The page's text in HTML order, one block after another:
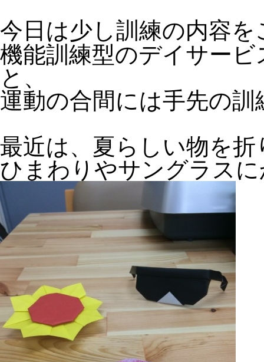
今日は少し訓練の内容
機能訓練型のデイサー
と、
運動の合間には手先の
最近は、夏らしい物を
ひまわりやサングラス